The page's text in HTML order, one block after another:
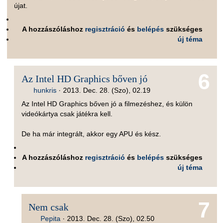
újat.
A hozzászóláshoz regisztráció és belépés szükséges
új téma
6
Az Intel HD Graphics bőven jó
hunkris· 2013. Dec. 28. (Szo), 02.19
Az Intel HD Graphics bőven jó a filmezéshez, és külön
videókártya csak játékra kell.
De ha már integrált, akkor egy APU és kész.
A hozzászóláshoz regisztráció és belépés szükséges
új téma
7
Nem csak
Pepita · 2013. Dec. 28. (Szo), 02.50